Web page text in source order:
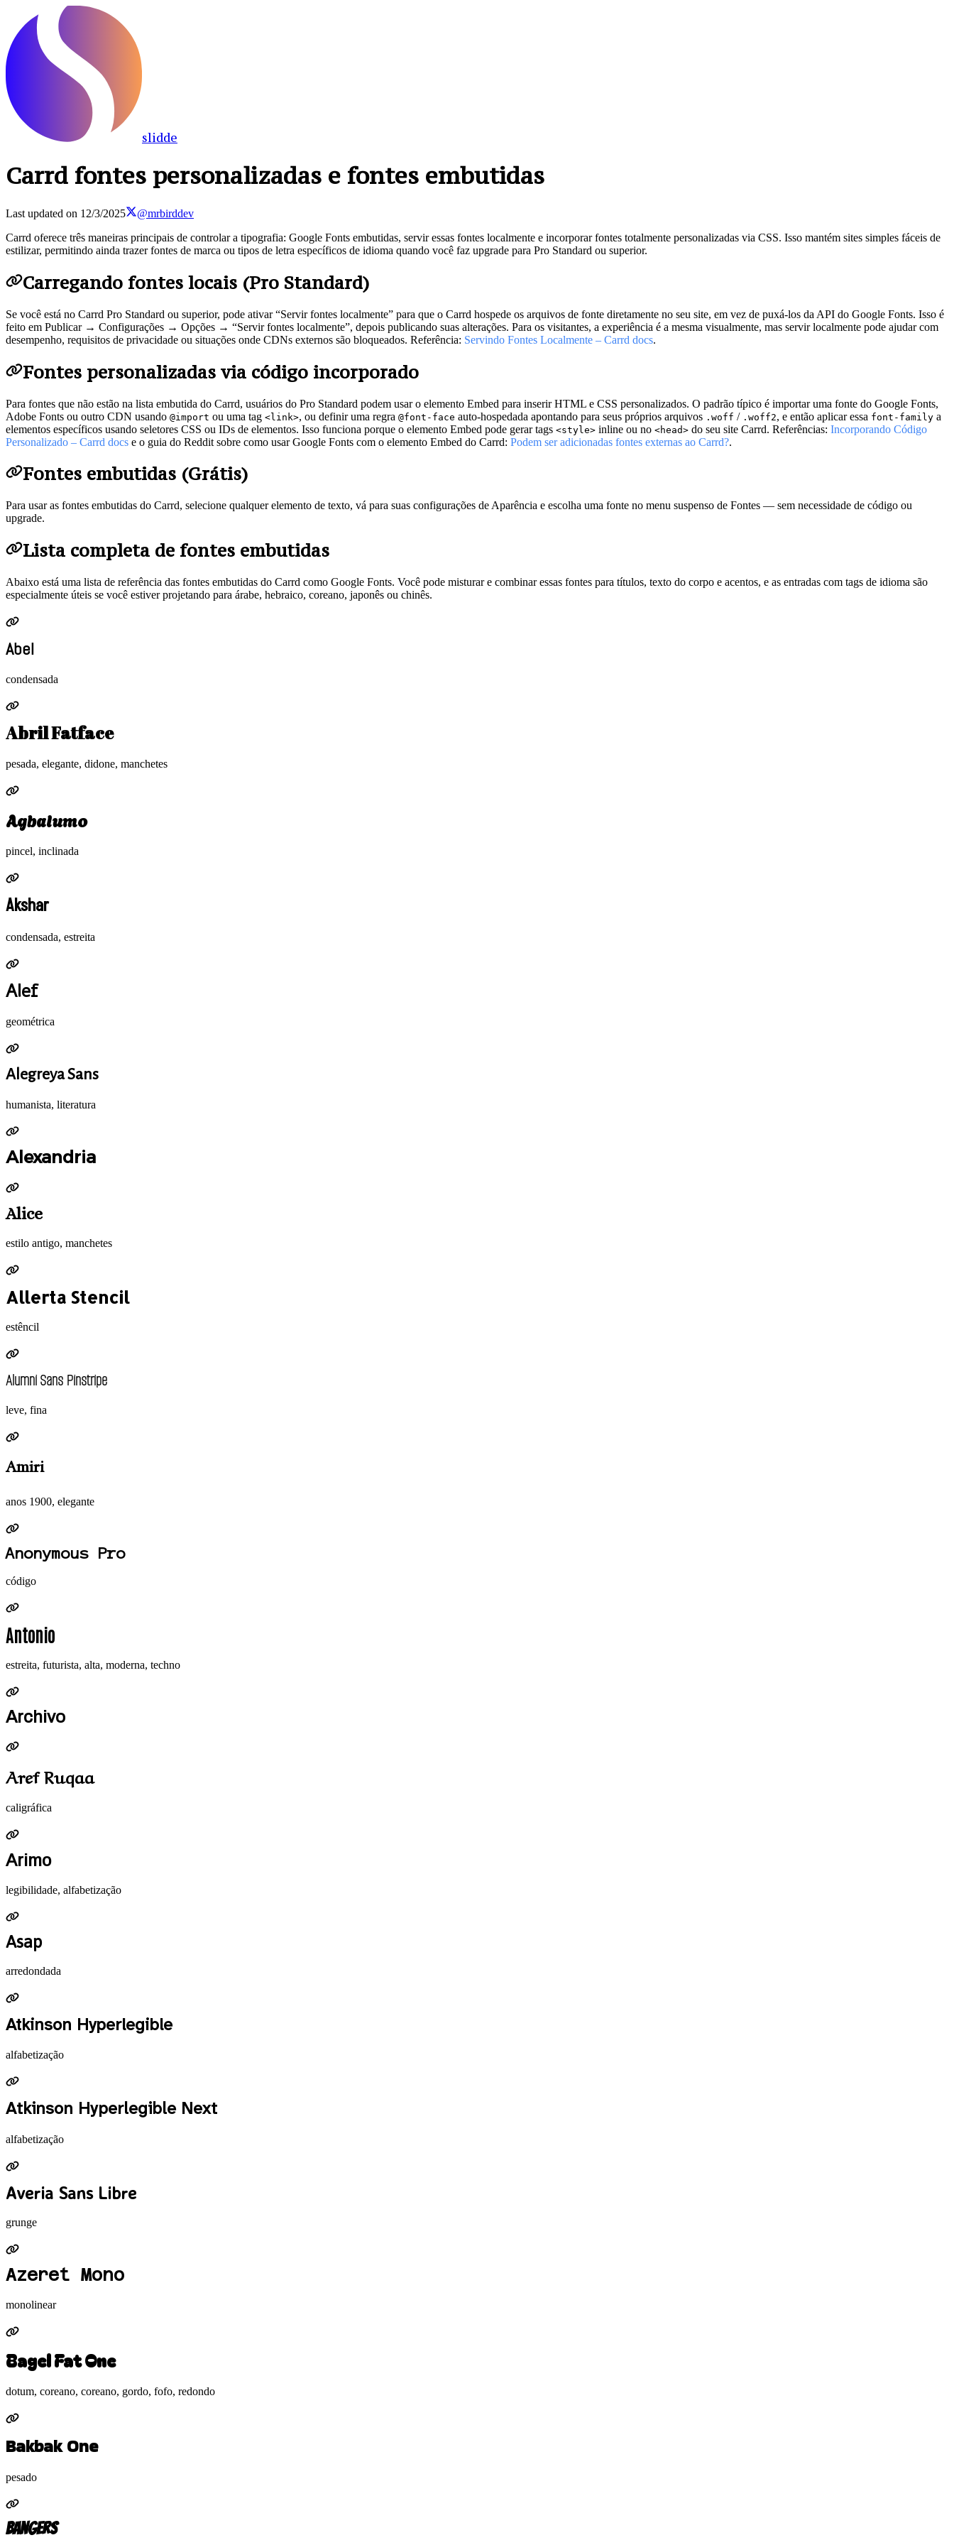
slidde
Carrd fontes personalizadas e fontes embutidas
Last updated on 12/3/2025
@mrbirddev
Carrd oferece três maneiras principais de controlar a tipografia: Google Fonts embutidas, servir essas fontes localmente e incorporar fontes totalmente personalizadas via CSS. Isso mantém sites simples fáceis de
estilizar, permitindo ainda trazer fontes de marca ou tipos de letra específicos de idioma quando você faz upgrade para Pro Standard ou superior.
Carregando fontes locais (Pro Standard)
Se você está no Carrd Pro Standard ou superior, pode ativar “Servir fontes localmente” para que o Carrd hospede os arquivos de fonte diretamente no seu site, em vez de puxá-los da API do Google Fonts. Isso é
feito em Publicar → Configurações → Opções → “Servir fontes localmente”, depois publicando suas alterações. Para os visitantes, a experiência é a mesma visualmente, mas servir localmente pode ajudar com
desempenho, requisitos de privacidade ou situações onde CDNs externos são bloqueados. Referência: Servindo Fontes Localmente – Carrd docs.
Fontes personalizadas via código incorporado
Para fontes que não estão na lista embutida do Carrd, usuários do Pro Standard podem usar o elemento Embed para inserir HTML e CSS personalizados. O padrão típico é importar uma fonte do Google Fonts,
Adobe Fonts ou outro CDN usando @import ou uma tag <link>, ou definir uma regra @font-face auto-hospedada apontando para seus próprios arquivos .woff / .woff2, e então aplicar essa font-family a
elementos específicos usando seletores CSS ou IDs de elementos. Isso funciona porque o elemento Embed pode gerar tags <style> inline ou no <head> do seu site Carrd. Referências: Incorporando Código
Personalizado – Carrd docs e o guia do Reddit sobre como usar Google Fonts com o elemento Embed do Carrd: Podem ser adicionadas fontes externas ao Carrd?.
Fontes embutidas (Grátis)
Para usar as fontes embutidas do Carrd, selecione qualquer elemento de texto, vá para suas configurações de Aparência e escolha uma fonte no menu suspenso de Fontes — sem necessidade de código ou
upgrade.
Lista completa de fontes embutidas
Abaixo está uma lista de referência das fontes embutidas do Carrd como Google Fonts. Você pode misturar e combinar essas fontes para títulos, texto do corpo e acentos, e as entradas com tags de idioma são
especialmente úteis se você estiver projetando para árabe, hebraico, coreano, japonês ou chinês.
Abel
condensada
Abril Fatface
pesada, elegante, didone, manchetes
Agbalumo
pincel, inclinada
Akshar
condensada, estreita
Alef
geométrica
Alegreya Sans
humanista, literatura
Alexandria
Alice
estilo antigo, manchetes
Allerta Stencil
estêncil
Alumni Sans Pinstripe
leve, fina
Amiri
anos 1900, elegante
Anonymous Pro
código
Antonio
estreita, futurista, alta, moderna, techno
Archivo
Aref Ruqaa
caligráfica
Arimo
legibilidade, alfabetização
Asap
arredondada
Atkinson Hyperlegible
alfabetização
Atkinson Hyperlegible Next
alfabetização
Averia Sans Libre
grunge
Azeret Mono
monolinear
Bagel Fat One
dotum, coreano, coreano, gordo, fofo, redondo
Bakbak One
pesado
Bangers